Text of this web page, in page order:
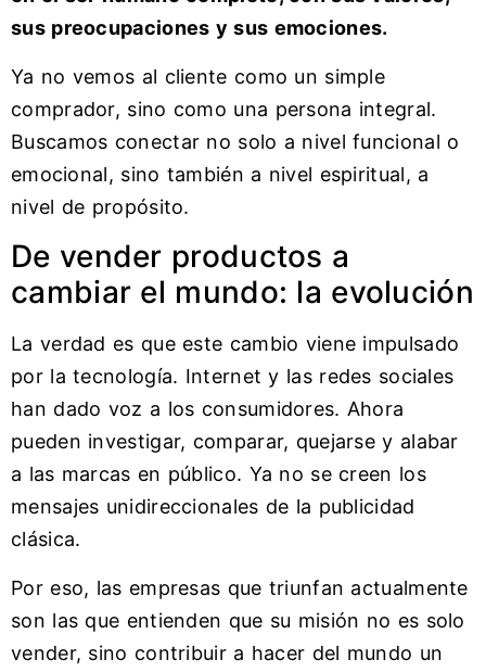
sus preocupaciones y sus emociones.
Ya no vemos al cliente como un simple
comprador, sino como una persona integral.
Buscamos conectar no solo a nivel funcional o
emocional, sino también a nivel espiritual, a
nivel de propósito.
De vender productos a
cambiar el mundo: la evolución
La verdad es que este cambio viene impulsado
por la tecnología. Internet y las redes sociales
han dado voz a los consumidores. Ahora
pueden investigar, comparar, quejarse y alabar
a las marcas en público. Ya no se creen los
mensajes unidireccionales de la publicidad
clásica.
Por eso, las empresas que triunfan actualmente
son las que entienden que su misión no es solo
vender, sino contribuir a hacer del mundo un